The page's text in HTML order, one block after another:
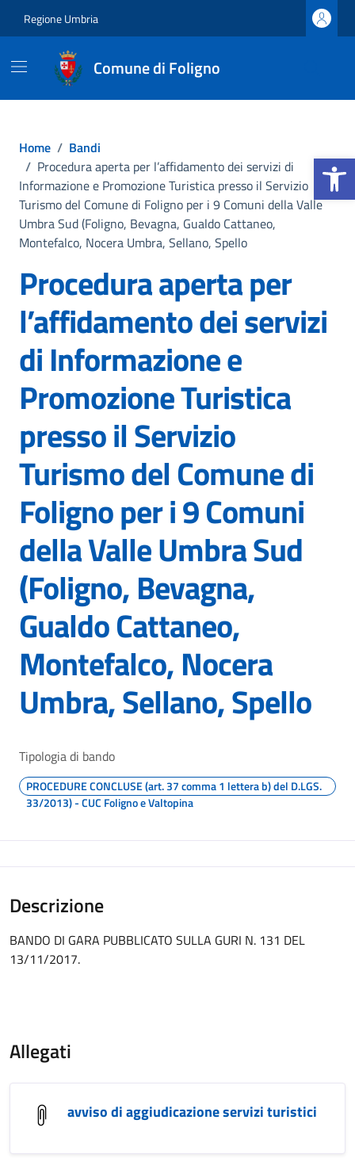
Apri la
Regione Umbria
Comune di Foligno
Home / Bandi
/ Procedura aperta per l’affidamento dei servizi di
Informazione e Promozione Turistica presso il Servizio
Turismo del Comune di Foligno per i 9 Comuni della Valle
Umbra Sud (Foligno, Bevagna, Gualdo Cattaneo,
Montefalco, Nocera Umbra, Sellano, Spello
Procedura aperta per
l’affidamento dei servizi
di Informazione e
Promozione Turistica
presso il Servizio
Turismo del Comune di
Foligno per i 9 Comuni
della Valle Umbra Sud
(Foligno, Bevagna,
Gualdo Cattaneo,
Montefalco, Nocera
Umbra, Sellano, Spello
Tipologia di bando
PROCEDURE CONCLUSE (art. 37 comma 1 lettera b) del D.LGS.
33/2013) - CUC Foligno e Valtopina
Descrizione
BANDO DI GARA PUBBLICATO SULLA GURI N. 131 DEL
13/11/2017.
Allegati
avviso di aggiudicazione servizi turistici